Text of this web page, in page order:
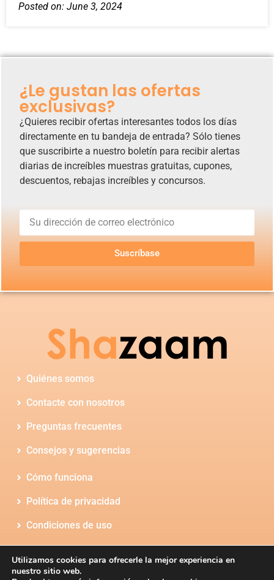
Posted on: June 3, 2024
¿Le gustan las ofertas
exclusivas?
¿Quieres recibir ofertas interesantes todos los días
directamente en tu bandeja de entrada? Sólo tienes
que suscribirte a nuestro boletín para recibir alertas
diarias de increíbles muestras gratuitas, cupones,
descuentos, rebajas increíbles y concursos.
Suscríbase
Quiénes somos
Contacte con nosotros
Preguntas frecuentes
Consejos y sugerencias
Cómo funciona
Política de privacidad
Condiciones de uso
Utilizamos cookies para ofrecerle la mejor experiencia en
nuestro sitio web.